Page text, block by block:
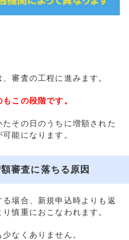
審査の工程に進みます。
この段階です。
その日のうちに増額された
能になります。
審査に落ちる原因
場合、新規申込時よりも返
慎重におこなわれます。
なくありません。